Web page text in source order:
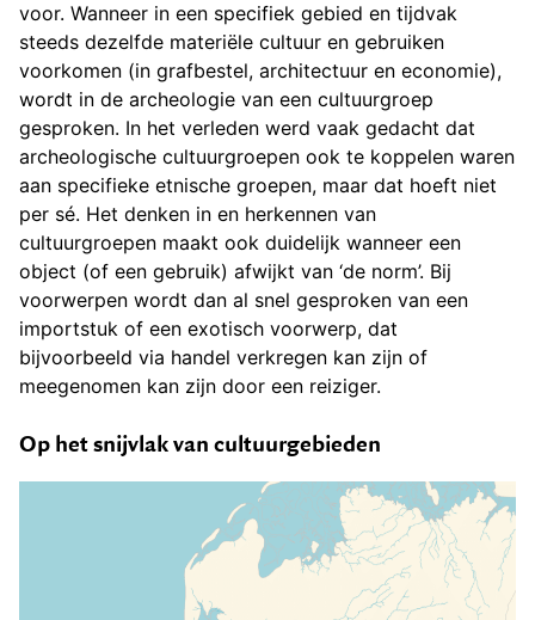
voor. Wanneer in een specifiek gebied en tijdvak
steeds dezelfde materiële cultuur en gebruiken
voorkomen (in grafbestel, architectuur en economie),
wordt in de archeologie van een cultuurgroep
gesproken. In het verleden werd vaak gedacht dat
archeologische cultuurgroepen ook te koppelen waren
aan specifieke etnische groepen, maar dat hoeft niet
per sé. Het denken in en herkennen van
cultuurgroepen maakt ook duidelijk wanneer een
object (of een gebruik) afwijkt van ‘de norm’. Bij
voorwerpen wordt dan al snel gesproken van een
importstuk of een exotisch voorwerp, dat
bijvoorbeeld via handel verkregen kan zijn of
meegenomen kan zijn door een reiziger.
Op het snijvlak van cultuurgebieden